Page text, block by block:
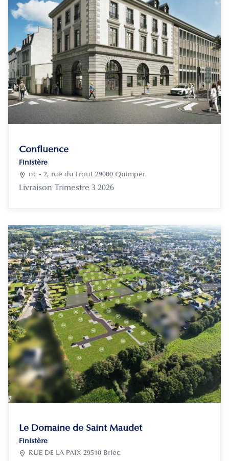
Confluence
Finistère

nc - 2, rue du Frout 29000 Quimper
Livraison Trimestre 3 2026
Le Domaine de Saint Maudet
Finistère

RUE DE LA PAIX 29510 Briec